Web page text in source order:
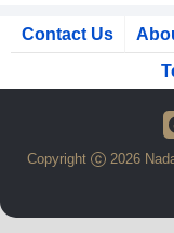
Contact Us
Copyright 2026